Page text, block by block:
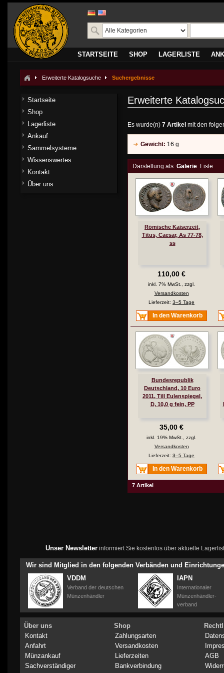
STARTSEITE SHOP LAGERLISTE
Erweiterte Katalogsuche Suchergebnisse
Erweiterte
Es wurde(n) 7 Artikel mit den
Gewicht: 16 g
Darstellung als: Galerie Liste
Römische Kaiserzeit,
Titus, Caesar, As 77-78,
ss
110,00 €
inkl. 7% MwSt., zzgl.
Versandkosten
Lieferzeit: 3–5 Tage
In den Warenkorb
Bundesrepublik
Deutschland, 10 Euro
2011, Till Eulenspiegel,
D, 10,0 g fein, PP
35,00 €
inkl. 19% MwSt., zzgl.
Versandkosten
Lieferzeit: 3–5 Tage
In den Warenkorb
7 Artikel
Startseite
Shop
Lagerliste
Ankauf
Sammelsysteme
Wissenswertes
Kontakt
Über uns
Unser Newsletterinformiert Sie kostenlos über aktuelle
Wir sind Mitglied in den folgenden Verbänden und
VDDM
Verband der deutschen
Münzenhändler
IAPN
Internationaler
Münzenhändler-
verband
Über uns
Kontakt
Anfahrt
Münzankauf
Sachverständiger
Shop
Zahlungsarten
Versandkosten
Lieferzeiten
Bankverbindung
AGB